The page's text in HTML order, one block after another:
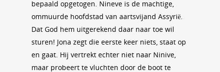
bepaald opgetogen. Nineve is de machtige,
ommuurde hoofdstad van aartsvijand Assyrië.
Dat God hem uitgerekend daar naar toe wil
sturen! Jona zegt die eerste keer niets, staat op
en gaat. Hij vertrekt echter niet naar Ninive,
maar probeert te vluchten door de boot te